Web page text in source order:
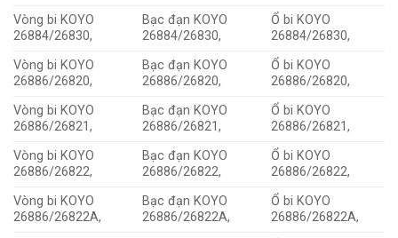
Vòng bi KOYO
26884/26830,
Bạc đạn KOYO
26884/26830,
Ổ bi KOYO
26884/26830,
Vòng bi KOYO
26886/26820,
Bạc đạn KOYO
26886/26820,
Ổ bi KOYO
26886/26820,
Vòng bi KOYO
26886/26821,
Bạc đạn KOYO
26886/26821,
Ổ bi KOYO
26886/26821,
Vòng bi KOYO
26886/26822,
Bạc đạn KOYO
26886/26822,
Ổ bi KOYO
26886/26822,
Vòng bi KOYO
26886/26822A,
Bạc đạn KOYO
26886/26822A,
Ổ bi KOYO
26886/26822A,